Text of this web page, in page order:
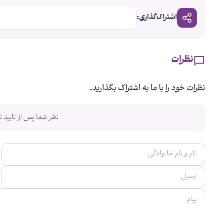
اشتراک‌گذاری:
نظرات
نظرات خود را با ما به اشتراک بگذارید.
نظر شما پس از